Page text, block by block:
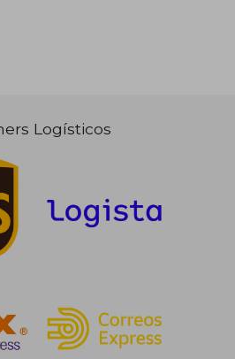
Logísticos